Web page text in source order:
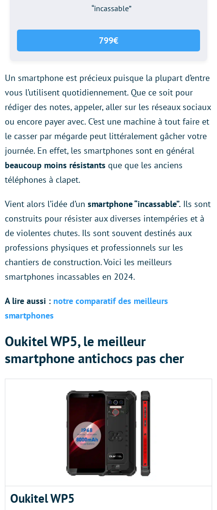
“incassable”
799€
Un smartphone est précieux puisque la plupart d’entre
vous l’utilisent quotidiennement. Que ce soit pour
rédiger des notes, appeler, aller sur les réseaux sociaux
ou encore payer avec. C’est une machine à tout faire et
le casser par mégarde peut littéralement gâcher votre
journée. En effet, les smartphones sont en général
beaucoup moins résistants que que les anciens
téléphones à clapet.
Vient alors l’idée d’un smartphone “incassable”. Ils sont
construits pour résister aux diverses intempéries et à
de violentes chutes. Ils sont souvent destinés aux
professions physiques et professionnels sur les
chantiers de construction. Voici les meilleurs
smartphones incassables en 2024.
A lire aussi : notre comparatif des meilleurs
smartphones
Oukitel WP5, le meilleur
smartphone antichocs pas cher
Oukitel WP5